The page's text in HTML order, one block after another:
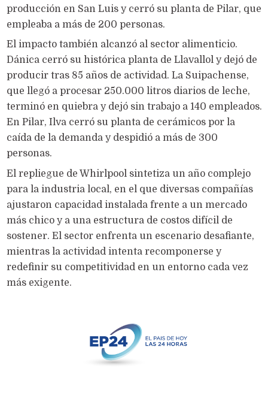
producción en San Luis y cerró su planta de Pilar, que
empleaba a más de 200 personas.
El impacto también alcanzó al sector alimenticio.
Dánica cerró su histórica planta de Llavallol y dejó de
producir tras 85 años de actividad. La Suipachense,
que llegó a procesar 250.000 litros diarios de leche,
terminó en quiebra y dejó sin trabajo a 140 empleados.
En Pilar, Ilva cerró su planta de cerámicos por la
caída de la demanda y despidió a más de 300
personas.
El repliegue de Whirlpool sintetiza un año complejo
para la industria local, en el que diversas compañías
ajustaron capacidad instalada frente a un mercado
más chico y a una estructura de costos difícil de
sostener. El sector enfrenta un escenario desafiante,
mientras la actividad intenta recomponerse y
redefinir su competitividad en un entorno cada vez
más exigente.